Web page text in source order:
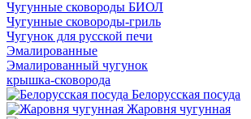
Чугунные сковороды БИОЛ
Чугунные сковороды-гриль
Чугунок для русской печи
Эмалированные
Эмалированный чугунок
крышка-сковорода
Белорусская посуда
Жаровня чугунная